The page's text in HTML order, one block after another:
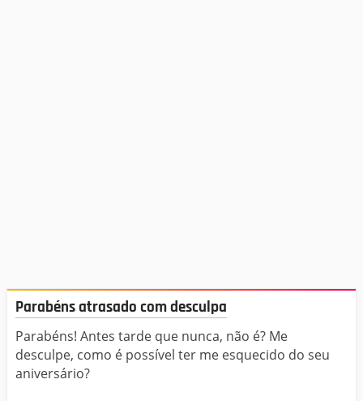
Parabéns atrasado com desculpa
Parabéns! Antes tarde que nunca, não é? Me
desculpe, como é possível ter me esquecido do seu
aniversário?